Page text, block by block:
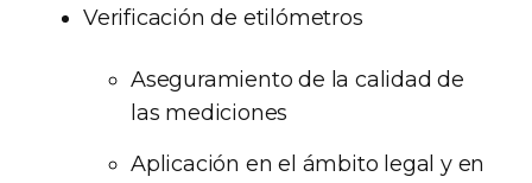
Verificación de etilómetros
Aseguramiento de la calidad de
las mediciones
Aplicación en el ámbito legal y en